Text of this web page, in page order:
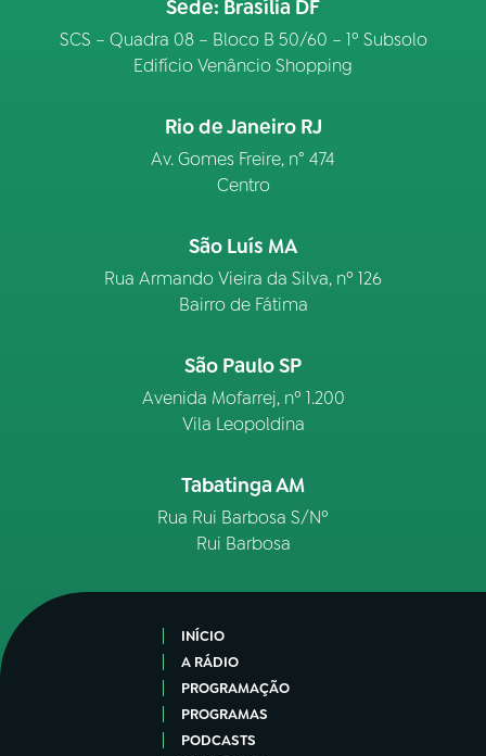
Sede: Brasília DF
SCS – Quadra 08 – Bloco B 50/60 – 1º Subsolo
Edifício Venâncio Shopping
Rio de Janeiro RJ
Av. Gomes Freire, n° 474
Centro
São Luís MA
Rua Armando Vieira da Silva, nº 126
Bairro de Fátima
São Paulo SP
Avenida Mofarrej, nº 1.200
Vila Leopoldina
Tabatinga AM
Rua Rui Barbosa S/Nº
Rui Barbosa
INÍCIO
A RÁDIO
PROGRAMAÇÃO
PROGRAMAS
PODCASTS